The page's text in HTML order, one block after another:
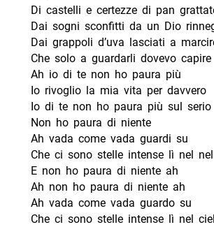
Di castelli e certezze di pan
Dai sogni sconfitti da un Dio
Dai grappoli d’uva lasciati a
Che solo a guardarli dovevo capire
Ah io di te non ho paura più
Io rivoglio la mia vita per davvero
Io di te non ho paura più sul serio
Non ho paura di niente
Ah vada come vada guardi su
Che ci sono stelle intense lì nel
E non ho paura di niente ah
Ah non ho paura di niente ah
Ah vada come vada guardo su
Che ci sono stelle intense lì nel